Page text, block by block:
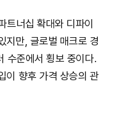
트너십 확대와 디파이
지만, 글로벌 매크로 경
수준에서 횡보 중이다.
이 향후 가격 상승의 관